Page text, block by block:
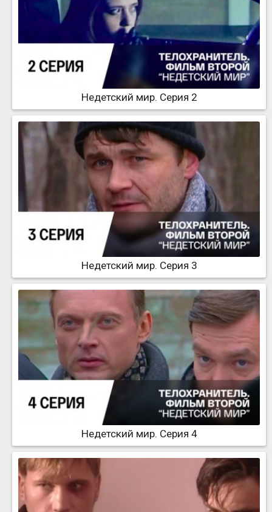
Недетский мир. Серия 2
Недетский мир. Серия 3
Недетский мир. Серия 4